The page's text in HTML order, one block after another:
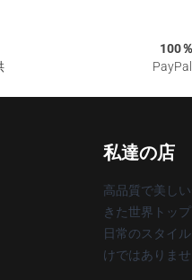
100
私達の店
高品質で美し
きた世界トッ
日常のスタイ
けではありませ